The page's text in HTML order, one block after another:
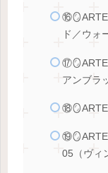
⑯🪞ARTE
ド／ウォ
⑰🪞ARTE
アンブラ
⑱🪞ARTE
⑲🪞ARTE
05（ヴィ